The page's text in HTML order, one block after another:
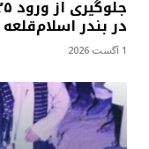
در بندر اسلام‌قلعه
1 آگست 2026